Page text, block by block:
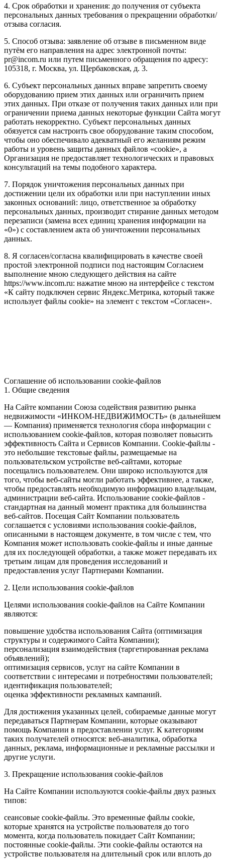
4. Срок обработки и хранения: до получения от субъекта
персональных данных требования о прекращении обработки/
отзыва согласия.
5. Способ отзыва: заявление об отзыве в письменном виде
путём его направления на адрес электронной почты:
pr@incom.ru или путем письменного обращения по адресу:
105318, г. Москва, ул. Щербаковская, д. 3.
6. Субъект персональных данных вправе запретить своему
оборудованию прием этих данных или ограничить прием
этих данных. При отказе от получения таких данных или при
ограничении приема данных некоторые функции Сайта могут
работать некорректно. Субъект персональных данных
обязуется сам настроить свое оборудование таким способом,
чтобы оно обеспечивало адекватный его желаниям режим
работы и уровень защиты данных файлов «cookie», а
Организация не предоставляет технологических и правовых
консультаций на темы подобного характера.
7. Порядок уничтожения персональных данных при
достижении цели их обработки или при наступлении иных
законных оснований: лицо, ответственное за обработку
персональных данных, производит стирание данных методом
перезаписи (замена всех единиц хранения информации на
«0») с составлением акта об уничтожении персональных
данных.
8. Я согласен/согласна квалифицировать в качестве своей
простой электронной подписи под настоящим Согласием
выполнение мною следующего действия на сайте
https://www.incom.ru: нажатие мною на интерфейсе с текстом
«К сайту подключен сервис Яндекс.Метрика, который также
использует файлы cookie» на элемент с текстом «Согласен».
Соглашение об использовании cookie-файлов
1. Общие сведения
На Сайте компании Союза содействия развитию рынка
недвижимости «ИНКОМ-НЕДВИЖИМОСТЬ» (в дальнейшем
— Компания) применяется технология сбора информации с
использованием cookie-файлов, которая позволяет повысить
эффективность Сайта и Сервисов Компании. Сookie-файлы -
это небольшие текстовые файлы, размещаемые на
пользовательском устройстве веб-сайтами, которые
посещались пользователем. Они широко используются для
того, чтобы веб-сайты могли работать эффективнее, а также,
чтобы предоставлять необходимую информацию владельцам,
администрации веб-сайта. Использование cookie-файлов -
стандартная на данный момент практика для большинства
веб-сайтов. Посещая Сайт Компании пользователь
соглашается с условиями использования cookie-файлов,
описанными в настоящем документе, в том числе с тем, что
Компания может использовать cookie-файлы и иные данные
для их последующей обработки, а также может передавать их
третьим лицам для проведения исследований и
предоставления услуг Партнерами Компании.
2. Цели использования cookie-файлов
Целями использования cookie-файлов на Сайте Компании
являются:
повышение удобства использования Сайта (оптимизация
структуры и содержимого Сайта Компании);
персонализация взаимодействия (таргетированная реклама
объявлений);
оптимизация сервисов, услуг на сайте Компании в
соответствии с интересами и потребностями пользователей;
идентификация пользователей;
оценка эффективности рекламных кампаний.
Для достижения указанных целей, собираемые данные могут
передаваться Партнерам Компании, которые оказывают
помощь Компании в предоставлении услуг. К категориям
таких получателей относятся: веб-аналитика, обработка
данных, реклама, информационные и рекламные рассылки и
другие услуги.
3. Прекращение использования cookie-файлов
На Сайте Компании используются cookie-файлы двух разных
типов:
сеансовые cookie-файлы. Это временные файлы cookie,
которые хранятся на устройстве пользователя до того
момента, когда пользователь покидает Сайт Компании;
постоянные cookie-файлы. Эти cookie-файлы остаются на
устройстве пользователя на длительный срок или вплоть до